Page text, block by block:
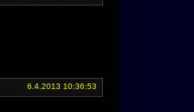
6.4.2013 10:36:53